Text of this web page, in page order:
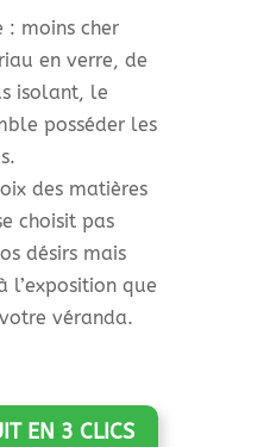
: moins cher
en verre, de
isolant, le
posséder les
des matières
choisit pas
désirs mais
l’exposition que
véranda.
EN 3 CLICS